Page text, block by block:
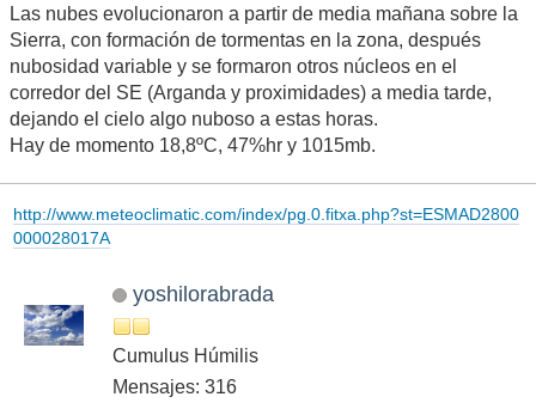
Las nubes evolucionaron a partir de media mañana sobre la
Sierra, con formación de tormentas en la zona, después
nubosidad variable y se formaron otros núcleos en el
corredor del SE (Arganda y proximidades) a media tarde,
dejando el cielo algo nuboso a estas horas.
Hay de momento 18,8ºC, 47%hr y 1015mb.
http://www.meteoclimatic.com/index/pg.0.fitxa.php?st=ESMAD2800
000028017A
yoshilorabrada
Cumulus Húmilis
Mensajes: 316